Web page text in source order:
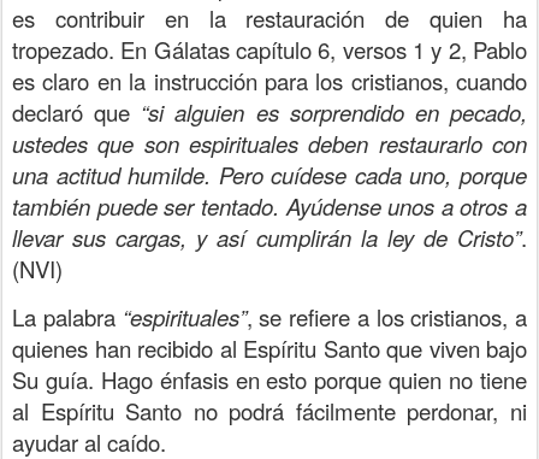
es contribuir en la restauración de quien ha
tropezado. En Gálatas capítulo 6, versos 1 y 2, Pablo
es claro en la instrucción para los cristianos, cuando
declaró que “si alguien es sorprendido en pecado,
ustedes que son espirituales deben restaurarlo con
una actitud humilde. Pero cuídese cada uno, porque
también puede ser tentado. Ayúdense unos a otros a
llevar sus cargas, y así cumplirán la ley de Cristo”.
(NVI)
La palabra “espirituales”, se refiere a los cristianos, a
quienes han recibido al Espíritu Santo que viven bajo
Su guía. Hago énfasis en esto porque quien no tiene
al Espíritu Santo no podrá fácilmente perdonar, ni
ayudar al caído.